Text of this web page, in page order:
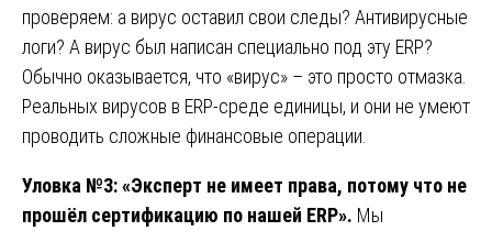
проверяем: а вирус оставил свои следы? Антивирусные
логи? А вирус был написан специально под эту ERP?
Обычно оказывается, что «вирус» – это просто отмазка.
Реальных вирусов в ERP-среде единицы, и они не умеют
проводить сложные финансовые операции.
Уловка №3: «Эксперт не имеет права, потому что не
прошёл сертификацию по нашей ERP». Мы